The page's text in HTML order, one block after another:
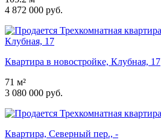
4 872 000 руб.
Квартира в новостройке, Клубная, 17
71 м²
3 080 000 руб.
Квартира, Северный пер., -